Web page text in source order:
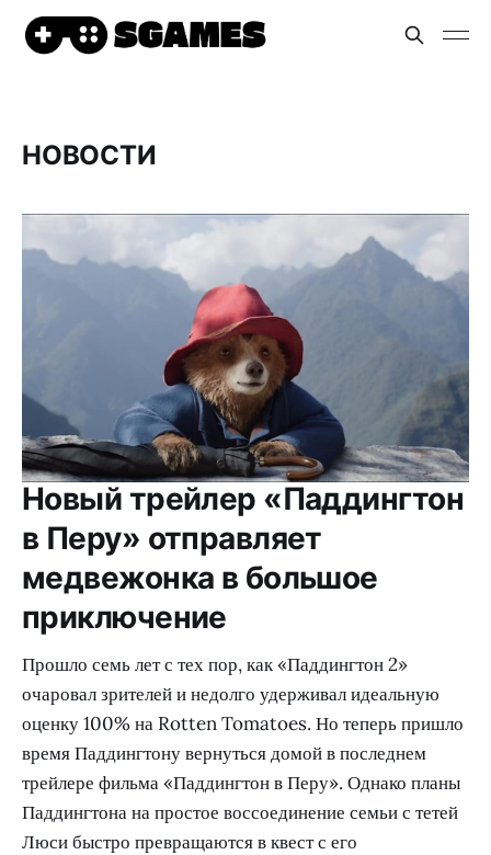
НОВОСТИ
Новый трейлер «Паддингтон
в Перу» отправляет
медвежонка в большое
приключение
Прошло семь лет с тех пор, как «Паддингтон 2»
очаровал зрителей и недолго удерживал идеальную
оценку 100% на Rotten Tomatoes. Но теперь пришло
время Паддингтону вернуться домой в последнем
трейлере фильма «Паддингтон в Перу». Однако планы
Паддингтона на простое воссоединение семьи с тетей
Люси быстро превращаются в квест с его